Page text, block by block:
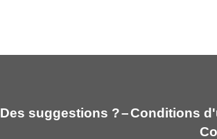
Des suggestions ?–Conditions